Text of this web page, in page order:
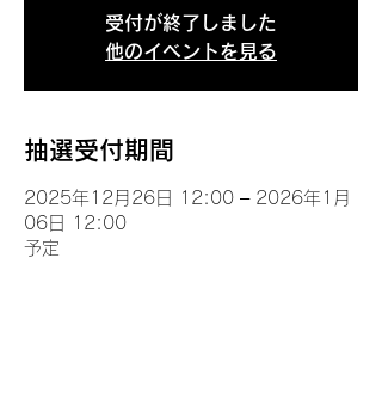
受付が終了しました
他のイベントを見る
抽選受付期間
2025年12月26日 12:00 – 2026年1月
06日 12:00
予定